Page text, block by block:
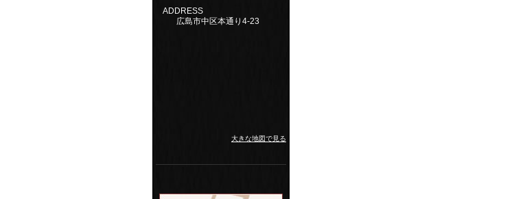
ADDRESS
広島市中区本通り4-23
大きな地図で見る